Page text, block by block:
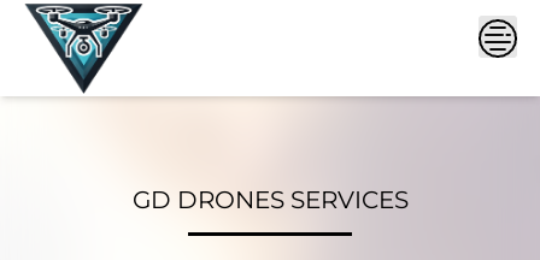
Skip
GD DRONES SERVICES